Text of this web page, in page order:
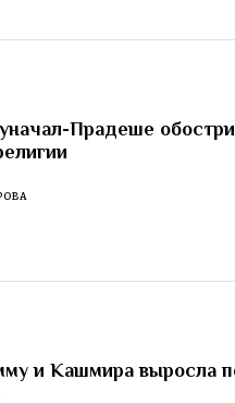
Прадеше
и Кашмира выросла